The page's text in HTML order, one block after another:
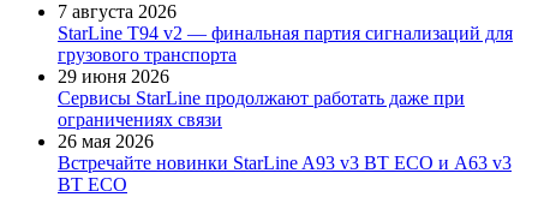
7 августа 2026
StarLine T94 v2 — финальная партия сигнализаций для
грузового транспорта
29 июня 2026
Сервисы StarLine продолжают работать даже при
ограничениях связи
26 мая 2026
Встречайте новинки StarLine A93 v3 BT ECO и A63 v3
BT ECO